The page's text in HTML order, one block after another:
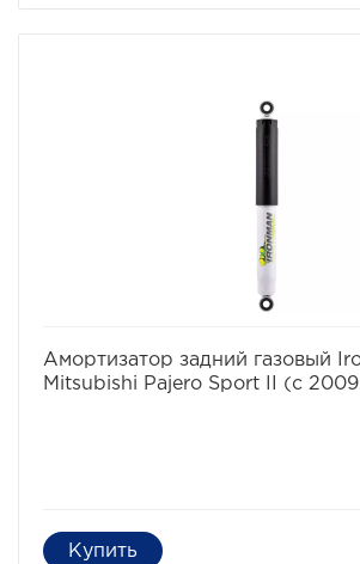
Амортизатор задний газовый
Mitsubishi Pajero Sport II (с 2009